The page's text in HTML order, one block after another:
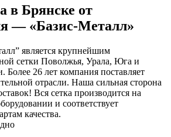
в Брянске от
— «Базис-Металл»
является крупнейшим
сетки Поволжья, Урала, Юга и
Более 26 лет компания поставляет
отрасли. Наша сильная сторона
Вся сетка производится на
и соответствует
качества.